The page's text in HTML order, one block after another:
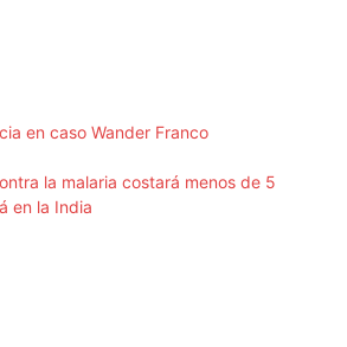
en caso Wander Franco
la malaria costará menos de 5
en la India